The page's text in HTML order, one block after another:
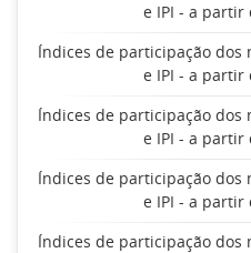
e IPI - a partir
Índices de participação dos
e IPI - a partir
Índices de participação dos
e IPI - a partir
Índices de participação dos
e IPI - a partir
Índices de participação dos